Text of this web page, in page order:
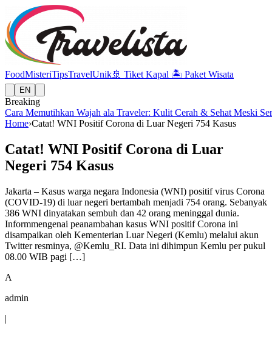
FoodMisteriTipsTravelUnik🚢 Tiket Kapal 🏝️ Paket Wisata
EN
Breaking
Cara Memutihkan Wajah ala Traveler: Kulit Cerah & Sehat Meski
Home›Catat! WNI Positif Corona di Luar Negeri 754 Kasus
Catat! WNI Positif Corona di Luar
Negeri 754 Kasus
Jakarta – Kasus warga negara Indonesia (WNI) positif virus Corona
(COVID-19) di luar negeri bertambah menjadi 754 orang. Sebanyak
386 WNI dinyatakan sembuh dan 42 orang meninggal dunia.
Informmengenai peanambahan kasus WNI positif Corona ini
disampaikan oleh Kementerian Luar Negeri (Kemlu) melalui akun
Twitter resminya, @Kemlu_RI. Data ini dihimpun Kemlu per pukul
08.00 WIB pagi […]
A
admin
|